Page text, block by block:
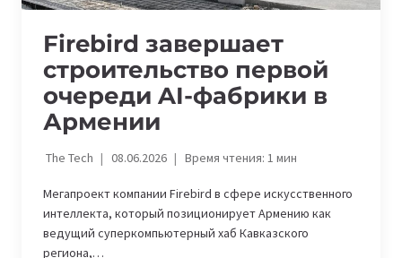
Firebird завершает
строительство первой
очереди AI-фабрики в
Армении
The Tech 08.06.2026 Время чтения: 1мин
Мегапроект компании Firebird в сфере искусственного
интеллекта, который позиционирует Армению как
ведущий суперкомпьютерный хаб Кавказского
региона,…